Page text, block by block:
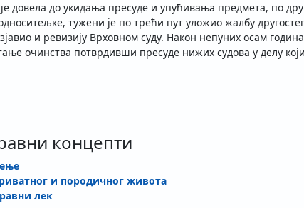
је довела до укидања пресуде и упућивања предмета, по
тужени је по трећи пут уложио жалбу
и ревизију Врховном суду. Након непуних осам
очинства потврдивши пресуде нижих судова у делу
концепти
и породичног живота
лек